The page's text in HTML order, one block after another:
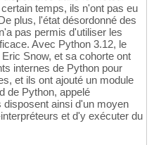
temps, ils n'ont pas eu
plus, l'état désordonné des
pas permis d'utiliser les
Avec Python 3.12, le
Snow, et sa cohorte ont
internes de Python pour
et ils ont ajouté un module
de Python, appelé
ainsi d'un moyen
et d'y exécuter du